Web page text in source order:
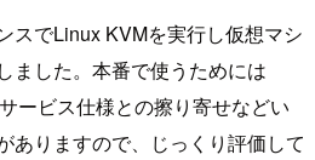
スでLinux KVMを実行し仮想マシ
ました。本番で使うためには
ービス仕様との擦り寄せなどい
ありますので、じっくり評価して